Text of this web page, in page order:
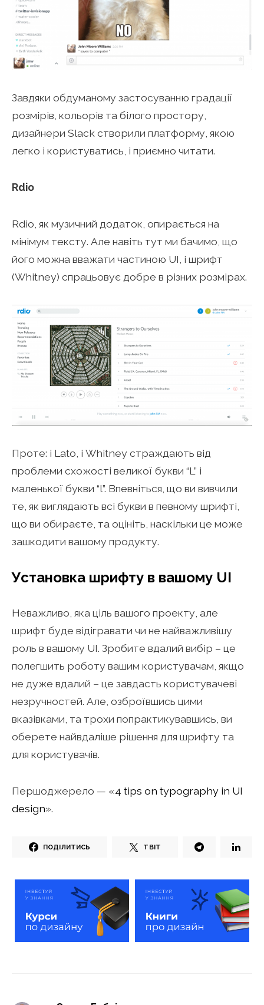
Завдяки обдуманому застосуванню градації
розмірів, кольорів та білого простору,
дизайнери Slack створили платформу, якою
легко і користуватись, і приємно читати.
Rdio
Rdio, як музичний додаток, опирається на
мінімум тексту. Але навіть тут ми бачимо, що
його можна вважати частиною UI, і шрифт
(Whitney) спрацьовує добре в різних розмірах.
Проте: і Lato, і Whitney страждають від
проблеми схожості великої букви “L” і
маленької букви “l”. Впевніться, що ви вивчили
те, як виглядають всі букви в певному шрифті,
що ви обираєте, та оцініть, наскільки це може
зашкодити вашому продукту.
Установка шрифту в вашому UI
Неважливо, яка ціль вашого проекту, але
шрифт буде відігравати чи не найважливішу
роль в вашому UI. Зробите вдалий вибір – це
полегшить роботу вашим користувачам, якщо
не дуже вдалий – це завдасть користувачеві
незручностей. Але, озброївшись цими
вказівками, та трохи попрактикувавшись, ви
оберете найвдаліше рішення для шрифту та
для користувачів.
Першоджерело — «4 tips on typography in UI
design».
ПОДІЛИТИСЬ ТВІТ